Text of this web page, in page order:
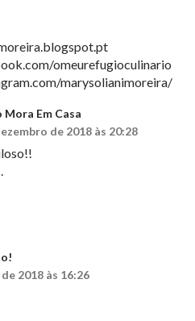
omeurefugioculinario
marysolianimoreira/
Mora Em Casa
de 2018 às 20:28
2018 às 16:26